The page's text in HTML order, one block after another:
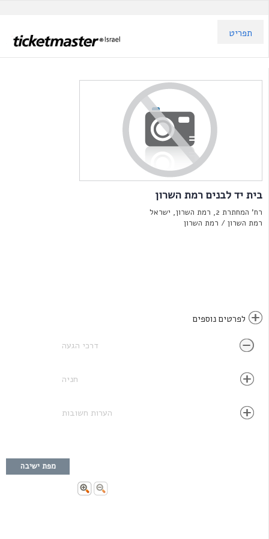
תפריט
בית יד לבנים רמת השרון
רח' המחתרת 2, רמת השרון, ישראל
רמת השרון / רמת השרון
לפרטים נוספים
דרכי הגעה
חניה
הערות חשובות
מפת ישיבה